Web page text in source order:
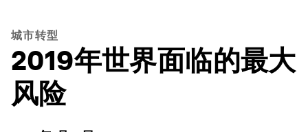
城市转型
2019年世界面临的最大
风险